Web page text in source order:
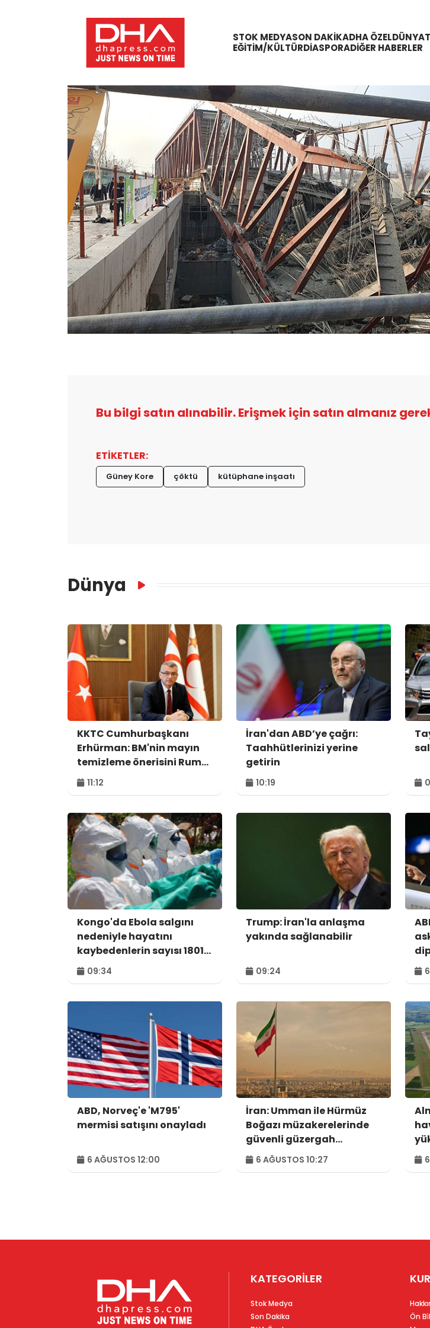
STOK MEDYASON DAKIKADHA ÖZELDÜNYA
EĞITIM/KÜLTÜRDIASPORADIĞER HABERLER
Bu bilgi satın alınabilir. Erişmek için satın almanız
ETİKETLER:
Güney Kore çöktü kütüphane inşaatı
Dünya
KKTC Cumhurbaşkanı
Erhürman: BM'nin mayın
temizleme önerisini Rum
tarafı reddetti
11:12
İran'dan ABD’ye çağrı:
Taahhütlerinizi yerine
getirin
10:19
Kongo'da Ebola salgını
nedeniyle hayatını
kaybedenlerin sayısı 1801'e
yükseldi
09:34
Trump: İran'la anlaşma
yakında sağlanabilir
09:24
ABD, Norveç'e 'M795'
mermisi satışını onayladı
6 AĞUSTOS 12:00
İran: Umman ile Hürmüz
Boğazı müzakerelerinde
güvenli güzergah
konusunda anlaşmaya
vardık
6 AĞUSTOS 10:27
KATEGORİLER
Stok Medya
Son Dakika
Ön